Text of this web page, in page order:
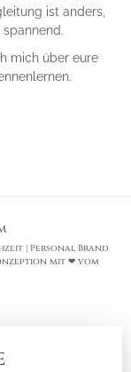
ist anders,
mich über eure
| Personal Brand
mit ❤ vom